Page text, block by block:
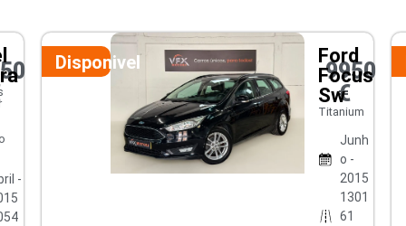
-
Disponivel
Ford
Focus
Sw
Titanium
Junh
o -
2015
1301
61
9950
€